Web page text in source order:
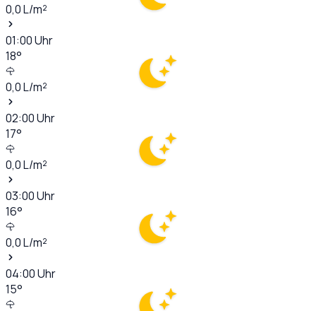
0,0L/m²
01:00Uhr
18°
0,0L/m²
02:00Uhr
17°
0,0L/m²
03:00Uhr
16°
0,0L/m²
04:00Uhr
15°